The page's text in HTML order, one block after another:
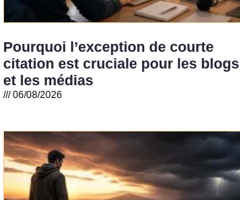
Pourquoi l’exception de courte
citation est cruciale pour les blogs
et les médias
06/08/2026